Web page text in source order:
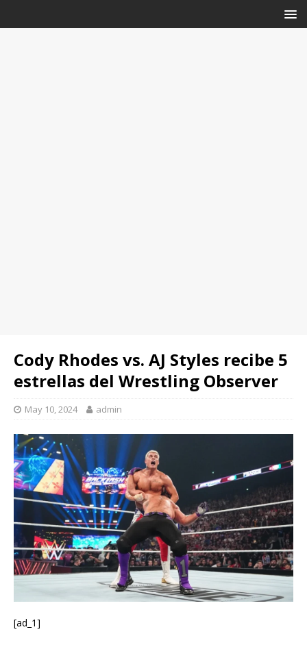
Cody Rhodes vs. AJ Styles recibe 5
estrellas del Wrestling Observer
May 10, 2024 admin
[ad_1]